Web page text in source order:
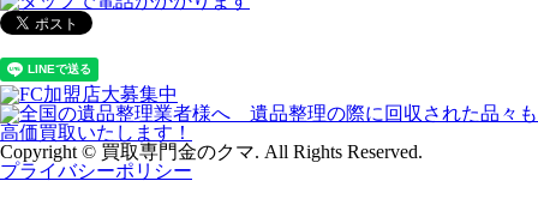
Copyright © 買取専門金のクマ. All Rights Reserved.
プライバシーポリシー